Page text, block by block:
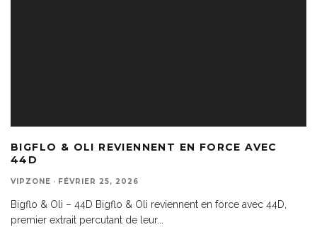
BIGFLO & OLI REVIENNENT EN FORCE AVEC
44D
VIPZONE · FÉVRIER 25, 2026
Bigflo & Oli – 44D Bigflo & Oli reviennent en force avec 44D,
premier extrait percutant de leur...